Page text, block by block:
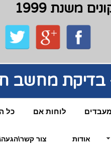
מעבדים לוחות אם כל
אודות צור
משנת 1999
- בדיקת מחשב